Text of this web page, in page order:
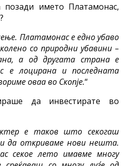
позади името Платамонас,
Платамонас е едно убаво
со природни убавини –
а од другата страна е
е лоцирана и последната
оваа во Скопје.“
да инвестирате во
е таков што секогаш
да откриваме нови нешта.
секое лето имавме многу